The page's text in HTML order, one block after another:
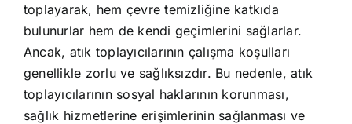
toplayarak, hem çevre temizliğine katkıda
bulunurlar hem de kendi geçimlerini sağlarlar.
Ancak, atık toplayıcılarının çalışma koşulları
genellikle zorlu ve sağlıksızdır. Bu nedenle, atık
toplayıcılarının sosyal haklarının korunması,
sağlık hizmetlerine erişimlerinin sağlanması ve